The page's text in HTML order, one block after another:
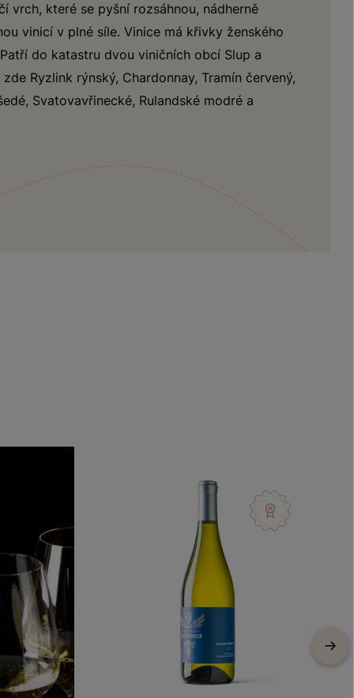
vrch, které se pyšní rozsáhnou, nádherně
vinicí v plné síle. Vinice má křivky ženského
do katastru dvou viničních obcí Slup a
Ryzlink rýnský, Chardonnay, Tramín červený,
Svatovavřinecké, Rulandské modré a